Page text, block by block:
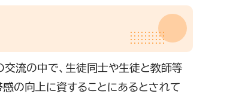
流の中で、生徒同士や生徒と教師等
の向上に資することにあるとされて